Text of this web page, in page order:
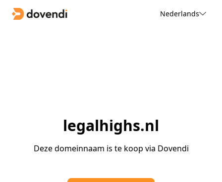
Nederlands
legalhighs.nl
Deze domeinnaam is te koop via Dovendi